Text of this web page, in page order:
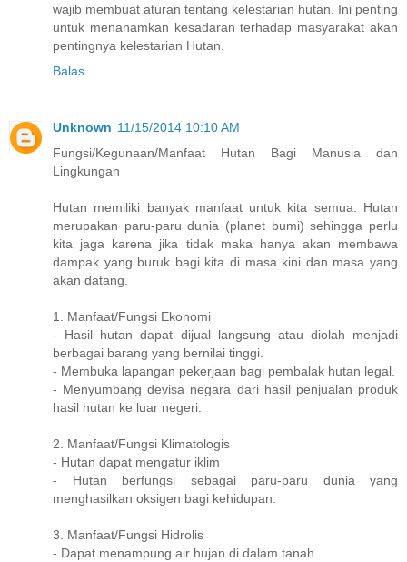
wajib membuat aturan tentang kelestarian hutan. Ini penting
untuk menanamkan kesadaran terhadap masyarakat akan
pentingnya kelestarian Hutan.
Balas
Unknown 11/15/2014 10:10 AM
Fungsi/Kegunaan/Manfaat Hutan Bagi Manusia dan
Lingkungan
Hutan memiliki banyak manfaat untuk kita semua. Hutan
merupakan paru-paru dunia (planet bumi) sehingga perlu
kita jaga karena jika tidak maka hanya akan membawa
dampak yang buruk bagi kita di masa kini dan masa yang
akan datang.
1. Manfaat/Fungsi Ekonomi
- Hasil hutan dapat dijual langsung atau diolah menjadi
berbagai barang yang bernilai tinggi.
- Membuka lapangan pekerjaan bagi pembalak hutan legal.
- Menyumbang devisa negara dari hasil penjualan produk
hasil hutan ke luar negeri.
2. Manfaat/Fungsi Klimatologis
- Hutan dapat mengatur iklim
- Hutan berfungsi sebagai paru-paru dunia yang
menghasilkan oksigen bagi kehidupan.
3. Manfaat/Fungsi Hidrolis
- Dapat menampung air hujan di dalam tanah